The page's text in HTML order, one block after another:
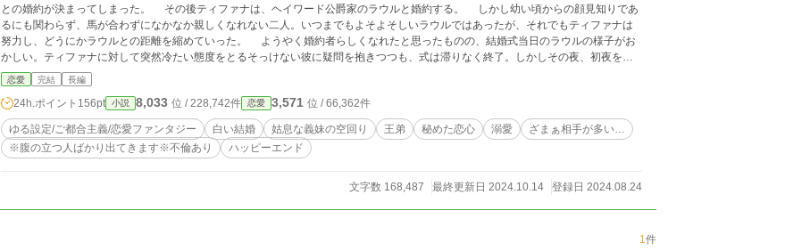
との婚約が決まってしまった。 その後ティファナは、ヘイワード公爵家のラウルと婚約する。 しかし幼い頃からの顔見知りであ
るにも関わらず、馬が合わずになかなか親しくなれない二人。いつまでもよそよそしいラウルではあったが、それでもティファナは
努力し、どうにかラウルとの距離を縮めていった。 ようやく婚約者らしくなれたと思ったものの、結婚式当日のラウルの様子がお
かしい。ティファナに対して突然冷たい態度をとるそっけない彼に疑問を抱きつつも、式は滞りなく終了。しかしその夜、初夜を迎
えるはずの寝室で、ラウルはティファナを冷たい目で睨みつけ、こう言った。「この結婚は白い結婚だ。私が君と寝室を共にするこ
とはない。互いの両親が他界するまでの辛抱だと思って、この表面上の結婚生活を乗り切るつもりでいる。時が来れば、離縁しよ
う」 一体なぜラウルが豹変してしまったのか分からず、悩み続けるティファナ。そんなティファナを心配するそぶりを見せる義妹
のサリア。やがてティファナはサリアから衝撃的な事実を知らされることになる────── ※※腹立つ登場人物だらけになっておりま
す。溺愛ハッピーエンドを迎えますが、それまでがドロドロ愛憎劇風です。心に優しい物語では決してありませんので、苦手な方は
ご遠慮ください。 ※※不貞行為の描写があります※※ ※この作品はカクヨム、小説家になろうにも投稿しています。
恋愛 完結 長編
24h.ポイント 156pt 小説 8,033 位 / 228,742件 恋愛 3,571 位 / 66,362件
ゆる設定/ご都合主義/恋愛ファンタジー 白い結婚 姑息な義妹の空回り 王弟 秘めた恋心 溺愛
ざまぁ相手が多い…
※腹の立つ人ばかり出てきます※不倫あり
ハッピーエンド
文字数 168,487 最終更新日 2024.10.14 登録日 2024.08.24
1件